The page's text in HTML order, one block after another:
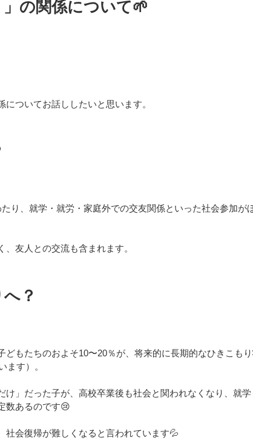
の関係について🌱
ついてお話ししたいと思います。
り、就学・就労・家庭外での交友関係といった社会参加が
友人との交流も含まれます。
？
どもたちのおよそ10〜20％が、将来的に長期的なひきこも
ます）。
け」だった子が、高校卒業後も社会と関われなくなり、就
数あるのです😢
社会復帰が難しくなると言われています💦